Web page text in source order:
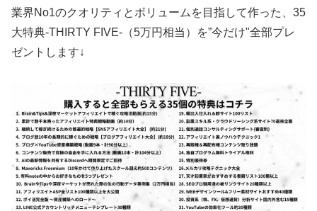
業界No1のクオリティとボリュームを目指して作った、35
大特典-THIRTY FIVE-（5万円相当）を”今だけ"全部プレ
ゼントします↓